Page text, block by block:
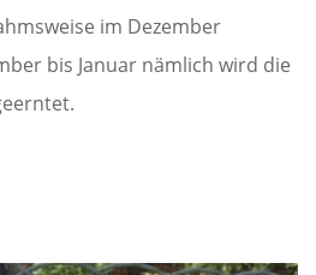
im Dezember
bis Januar nämlich wird die